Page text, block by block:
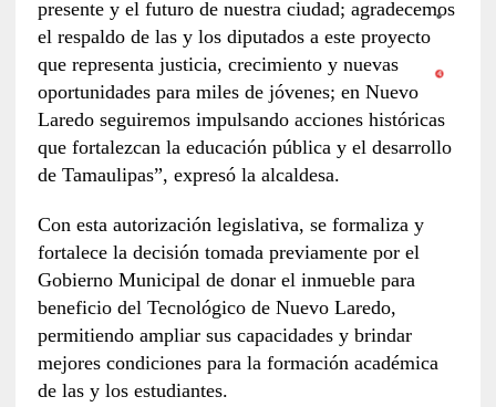
presente y el futuro de nuestra ciudad; agradecemos
el respaldo de las y los diputados a este proyecto
que representa justicia, crecimiento y nuevas
oportunidades para miles de jóvenes; en Nuevo
Laredo seguiremos impulsando acciones históricas
que fortalezcan la educación pública y el desarrollo
de Tamaulipas”, expresó la alcaldesa.
Con esta autorización legislativa, se formaliza y
fortalece la decisión tomada previamente por el
Gobierno Municipal de donar el inmueble para
beneficio del Tecnológico de Nuevo Laredo,
permitiendo ampliar sus capacidades y brindar
mejores condiciones para la formación académica
de las y los estudiantes.